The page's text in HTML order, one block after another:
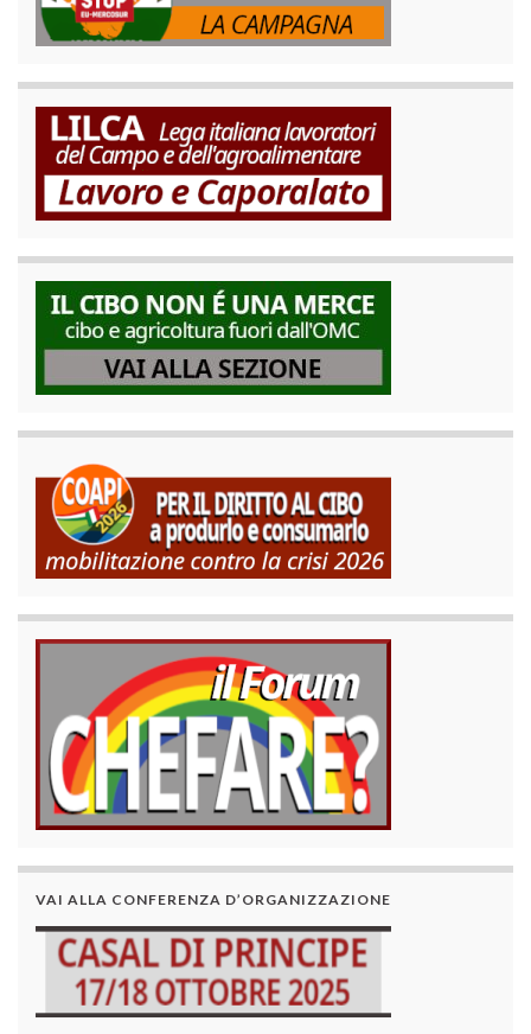
VAI ALLA CONFERENZA D’ORGANIZZAZIONE